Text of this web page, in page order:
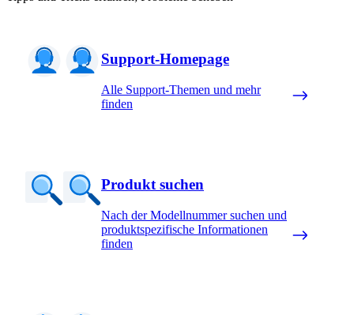
Support-Homepage
Alle Support-Themen und mehr
finden
Produkt suchen
Nach der Modellnummer suchen und
produktspezifische Informationen
finden